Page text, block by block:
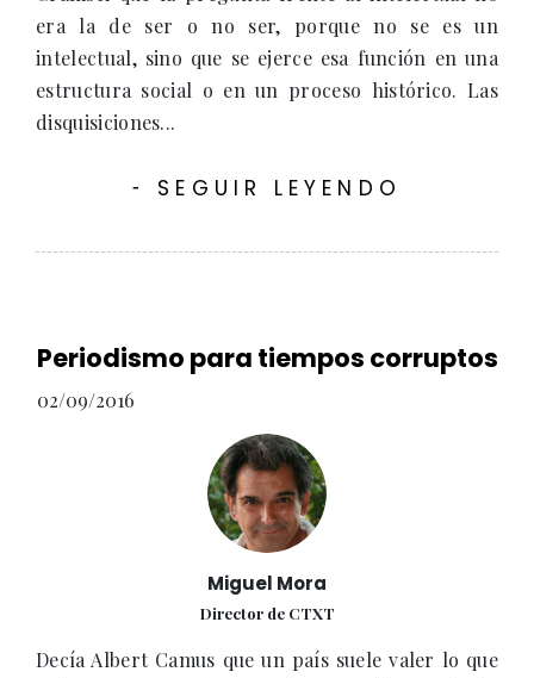
era la de ser o no ser, porque no se es un
intelectual, sino que se ejerce esa función en una
estructura social o en un proceso histórico. Las
disquisiciones...
- SEGUIR LEYENDO
Periodismo para tiempos corruptos
02/09/2016
Miguel Mora
Director de CTXT
Decía Albert Camus que un país suele valer lo que